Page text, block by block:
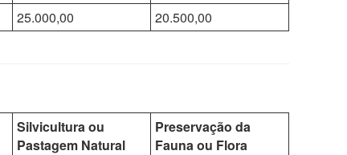
25.000,00 20.500,00
Silvicultura ou
Pastagem Natural
Preservação da
Fauna ou Flora